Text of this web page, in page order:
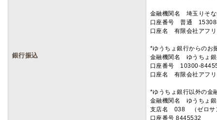
銀行振込
金融機関名 埼玉りそ
口座番号 普通
口座名 有限会社アフ
*ゆうちょ銀行からのお
金融機関名 ゆうちょ
口座番号 10300-
口座名 有限会社アフ
*ゆうちょ銀行以外の金
金融機関名 ゆうちょ
支店名 038 （ゼロサ
口座番号 8445532